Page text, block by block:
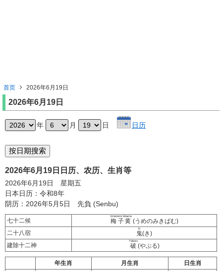
首页 2026年6月19日
2026年6月19日
年 月 日 日历
2026年6月19日日历、农历、生肖等
2026年6月19日 星期五
日本日历：令和8年
阴历：2026年5月5日 先負 (Senbu)
七十二候 梅子黄
Umenomi kibamu
(うめのみきばむ)
二十八宿
鬼
ki
(き)
建除十二神
破
Yaburu
(やぶる)
年生肖 月生肖 日生肖